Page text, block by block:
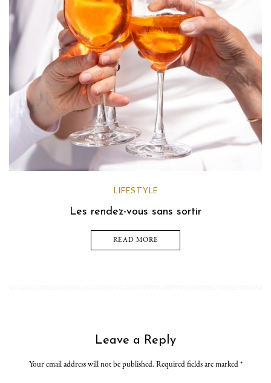
LIFESTYLE
Les rendez-vous sans sortir
READ MORE
Leave a Reply
Your email address will not be published. Required fields are marked *